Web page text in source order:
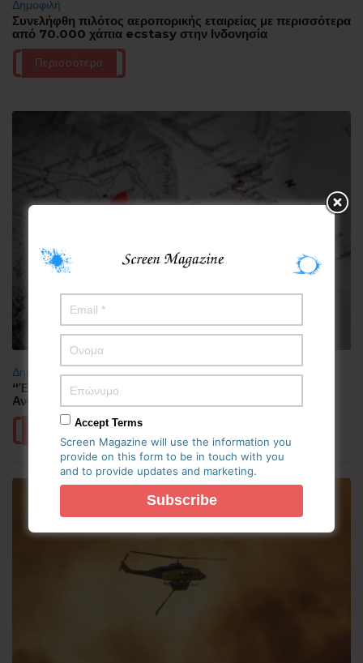
Δημοφιλή
Συνελήφθη πιλότος αεροπορικής εταιρείας με περισσότερα
από 70.000 χάπια ecstasy στην Ινδονησία
Περισσότερα
Δημοφιλή
“Έλιωσε” από τη ζέστη η Κορεατική Χερσόνησος –
Ανάσες δροσιάς αναζητούν οι πολίτες
ΠερισσότεραAccept Terms
Screen Magazine will use the information you
provide on this form to be in touch with you
and to provide updates and marketing.